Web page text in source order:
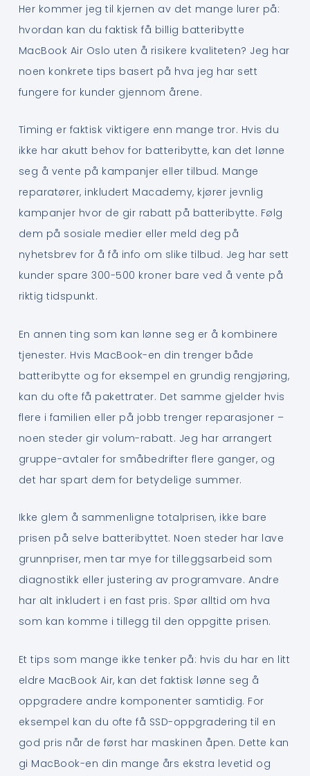
Her kommer jeg til kjernen av det mange lurer på:
hvordan kan du faktisk få billig batteribytte
MacBook Air Oslo uten å risikere kvaliteten? Jeg har
noen konkrete tips basert på hva jeg har sett
fungere for kunder gjennom årene.
Timing er faktisk viktigere enn mange tror. Hvis du
ikke har akutt behov for batteribytte, kan det lønne
seg å vente på kampanjer eller tilbud. Mange
reparatører, inkludert Macademy, kjører jevnlig
kampanjer hvor de gir rabatt på batteribytte. Følg
dem på sosiale medier eller meld deg på
nyhetsbrev for å få info om slike tilbud. Jeg har sett
kunder spare 300-500 kroner bare ved å vente på
riktig tidspunkt.
En annen ting som kan lønne seg er å kombinere
tjenester. Hvis MacBook-en din trenger både
batteribytte og for eksempel en grundig rengjøring,
kan du ofte få pakettrater. Det samme gjelder hvis
flere i familien eller på jobb trenger reparasjoner –
noen steder gir volum-rabatt. Jeg har arrangert
gruppe-avtaler for småbedrifter flere ganger, og
det har spart dem for betydelige summer.
Ikke glem å sammenligne totalprisen, ikke bare
prisen på selve batteribyttet. Noen steder har lave
grunnpriser, men tar mye for tilleggsarbeid som
diagnostikk eller justering av programvare. Andre
har alt inkludert i en fast pris. Spør alltid om hva
som kan komme i tillegg til den oppgitte prisen.
Et tips som mange ikke tenker på: hvis du har en litt
eldre MacBook Air, kan det faktisk lønne seg å
oppgradere andre komponenter samtidig. For
eksempel kan du ofte få SSD-oppgradering til en
god pris når de først har maskinen åpen. Dette kan
gi MacBook-en din mange års ekstra levetid og